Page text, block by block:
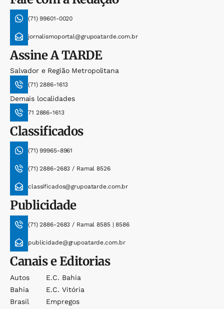
(71) 99601-0020
jornalismoportal@grupoatarde.com.br
AssineA TARDE
Salvador e Região Metropolitana
(71) 2886-1613
Demais localidades
71 2886-1613
Classificados
(71) 99965-8961
(71) 2886-2683 / Ramal 8526
classificados@grupoatarde.com.br
Publicidade
(71) 2886-2683 / Ramal 8585 | 8586
publicidade@grupoatarde.com.br
Canais e Editorias
Autos
Bahia
Brasil
E.c. Bahia
E.c. Vitória
Empregos